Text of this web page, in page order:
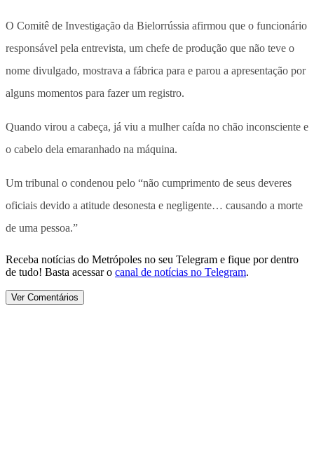
O Comitê de Investigação da Bielorrússia afirmou que o funcionário
responsável pela entrevista, um chefe de produção que não teve o
nome divulgado, mostrava a fábrica para e parou a apresentação por
alguns momentos para fazer um registro.
Quando virou a cabeça, já viu a mulher caída no chão inconsciente e
o cabelo dela emaranhado na máquina.
Um tribunal o condenou pelo “não cumprimento de seus deveres
oficiais devido a atitude desonesta e negligente… causando a morte
de uma pessoa.”
Receba notícias do Metrópoles no seu Telegram e fique por dentro
de tudo! Basta acessar o canal de notícias no Telegram.
Ver Comentários